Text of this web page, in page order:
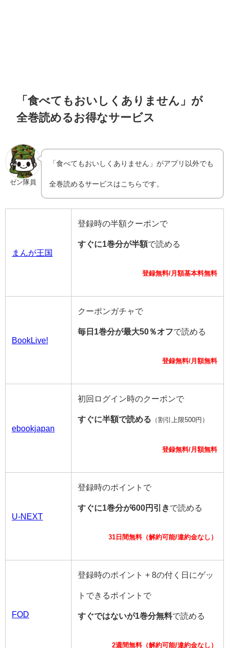
「食べてもおいしくありません」が
全巻読めるお得なサービス
ゼン隊員
「食べてもおいしくありません」がアプリ以外でも
全巻読めるサービスはこちらです。
まんが王国
登録時の半額クーポンで
すぐに1巻分が半額で読める
登録無料/月額基本料無料
BookLive!
クーポンガチャで
毎日1巻分が最大50％オフで読める
登録無料/月額無料
ebookjapan
初回ログイン時のクーポンで
すぐに半額で読める （割引上限500円）
登録無料/月額無料
U-NEXT
登録時のポイントで
すぐに1巻分が600円引きで読める
31日間無料（解約可能/違約金なし）
FOD
登録時のポイント + 8の付く日にゲッ
トできるポイントで
すぐではないが1巻分無料で読める
2週間無料（解約可能/違約金なし）